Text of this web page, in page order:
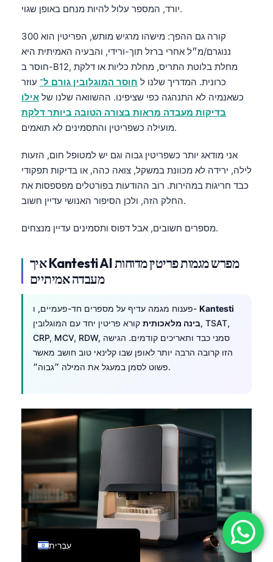
יורד, המספר עלול להיות מנחם באופן שגוי.
קורה גם ההפך: מישהו מרגיש מותש, הפריטין הוא 300
ננוגרם/מ״ל אחרי ברזל תוך-ורידי, והבעיה האמיתית היא
חוסר ב-B12, מחלת בלוטת התריס, מחלת כליות או דלקת
כרונית. המדריך שלנו ל חוסר המוגלובין גורם ל־ עוזר
כשאנמיה לא התנהגה כפי שציפינו. ההשוואה שלנו של אילו
בדיקות מעבדה מראות בצורה הטובה ביותר דלקת
מועילה כשפריטין והתסמינים לא תואמים.
אני מודאג יותר כשפריטין גבוה וגם יש למטופל חום, הזעות
לילה, ירידה לא מכוונת במשקל, צואה כהה, או בדיקות תפקודי
כבד חריגות במהירות. רוב ההודעות בפורטלים מפספסות את
החלק הזה, ולכן הסיפור האנושי עדיין חשוב.
מספרים חשובים, אבל דפוס ותסמינים עדיין מנצחים.
איך Kantesti AI מפרש מגמות פריטין מדוחות
מעבדה אמיתיים
פענוח מגמה עדיף על מספרים חד-פעמיים, ו- Kantesti
בינה מלאכותית קורא פריטין יחד עם המוגלובין, TSAT,
CRP, MCV, RDW, סמני כבד ותאריכים קודמים. הגישה
הזו קרובה הרבה יותר לאופן שבו קלינאי טוב חושב מאשר
פשוט לסמן במעגל את המילה ״גבוה״.
עִבְרִית
English
Deutsch
العربية
Français
Español
Türkçe
Română
简体中文
Български
Dansk
हिन्दी
Bahasa Indonesia
Հայերեն
Svenska
Bosanski
Azərbaycan dili
Eesti
日本語